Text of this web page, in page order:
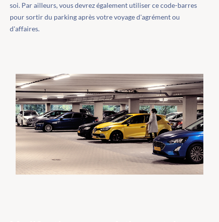
soi. Par ailleurs, vous devrez également utiliser ce code-barres
pour sortir du parking après votre voyage d'agrément ou
d'affaires.